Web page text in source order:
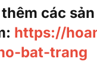
các sản
https://
bat-trang